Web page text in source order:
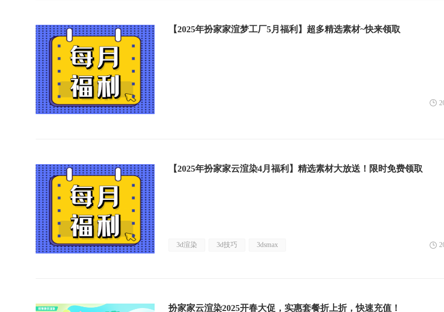
【2025年扮家家渲梦工厂5月福利】超多精选素材~快来领取
【2025年扮家家云渲染4月福利】精选素材大放送！限时免费领取
3d渲染 3d技巧 3dsmax
扮家家云渲染2025开春大促，实惠套餐折上折，快速充值！